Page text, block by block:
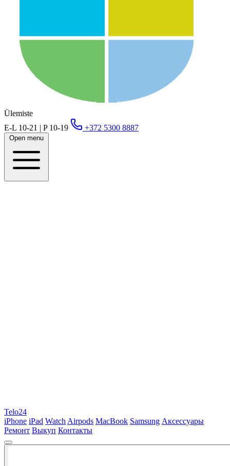
Ülemiste
E-L 10-21 | P 10-19
+372 5300 8887
Open menu
Telo24
iPhone iPad Watch Airpods MacBook Samsung Аксессуары
Ремонт Выкуп Контакты